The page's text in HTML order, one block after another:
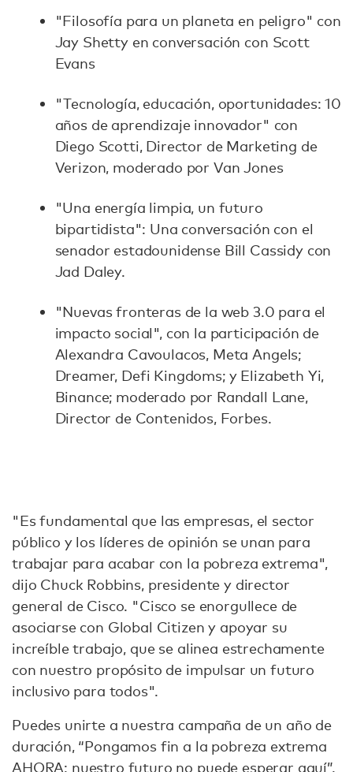
"Filosofía para un planeta en peligro" con
Jay Shetty en conversación con Scott
Evans
"Tecnología, educación, oportunidades: 10
años de aprendizaje innovador" con
Diego Scotti, Director de Marketing de
Verizon, moderado por Van Jones
"Una energía limpia, un futuro
bipartidista": Una conversación con el
senador estadounidense Bill Cassidy con
Jad Daley.
"Nuevas fronteras de la web 3.0 para el
impacto social", con la participación de
Alexandra Cavoulacos, Meta Angels;
Dreamer, Defi Kingdoms; y Elizabeth Yi,
Binance; moderado por Randall Lane,
Director de Contenidos, Forbes.
"Es fundamental que las empresas, el sector
público y los líderes de opinión se unan para
trabajar para acabar con la pobreza extrema",
dijo Chuck Robbins, presidente y director
general de Cisco. "Cisco se enorgullece de
asociarse con Global Citizen y apoyar su
increíble trabajo, que se alinea estrechamente
con nuestro propósito de impulsar un futuro
inclusivo para todos".
Puedes unirte a nuestra campaña de un año de
duración, “Pongamos fin a la pobreza extrema
AHORA: nuestro futuro no puede esperar aquí”.